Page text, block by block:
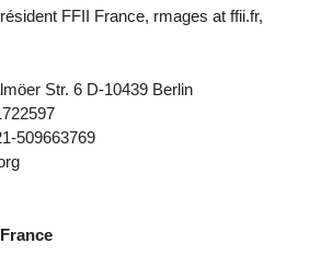
FFII France, rmages at ffii.fr,
Str. 6 D-10439 Berlin
509663769